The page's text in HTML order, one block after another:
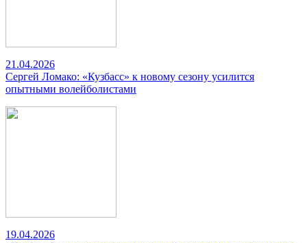
21.04.2026
Сергей Ломако: «Кузбасс» к новому сезону усилится
опытными волейболистами
19.04.2026